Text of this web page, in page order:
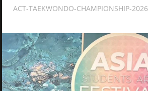
ACT-TAEKWONDO-CHAMPIONSHIP-2026